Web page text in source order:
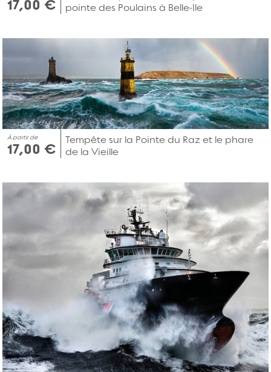
17,00 €
pointe des Poulains à Belle-Ile
À partir de
17,00 €
Tempête sur la Pointe du Raz et le phare
de la Vieille